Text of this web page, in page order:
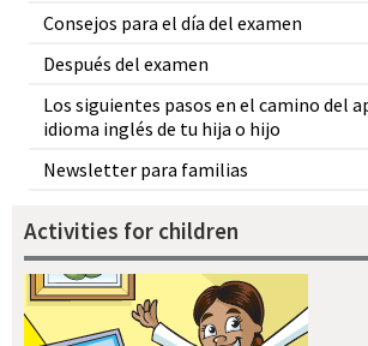
Consejos para el día del examen
Después del examen
Los siguientes pasos en el camino del
idioma inglés de tu hija o hijo
Newsletter para familias
Activities for children